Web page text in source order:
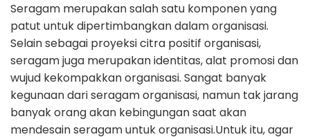
Seragam merupakan salah satu komponen yang
patut untuk dipertimbangkandalam organisasi.
Selain sebagai proyeksi citra positif organisasi,
seragam juga merupakan identitas, alat promosi dan
wujud kekompakkan organisasi. Sangat banyak
kegunaan dari seragam organisasi, namun tak jarang
banyakorang akan kebingungan saat akan
mendesain seragam untuk organisasi.Untuk itu, agar